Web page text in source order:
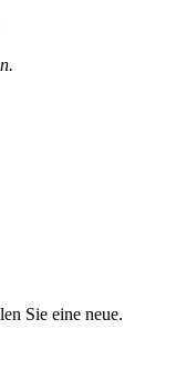
Sie eine neue.